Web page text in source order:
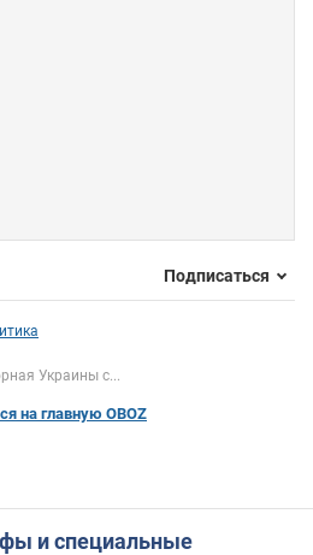
Подписаться
Украины с...
на главную OBOZ
и специальные